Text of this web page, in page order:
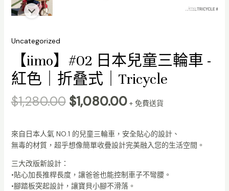
Uncategorized
【iimo】#02 日本兒童三輪車 -
紅色｜折叠式｜Tricycle
$1,280.00
price
was:
$1,280.00.
$1,080.00
price
is:
$1,080.00.
+ 免費送貨
來自日本人氣 NO.1 的兒童三輪車，安全貼心的設計、
無毒的材質，超乎想像簡單收疊設計完美融入您的生活空間。
三大改版新設計：
•貼心加長推桿長度，讓爸爸也能控制車子不彎腰。
•腳踏板突起設計，讓寶貝小腳不滑落。
【iimo】
#02
本
兒
童
三
車
-
色
｜
折